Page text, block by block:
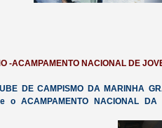
-ACAMPAMENTO NACIONAL DE
DE CAMPISMO DA MARINHA
o ACAMPAMENTO NACIONAL